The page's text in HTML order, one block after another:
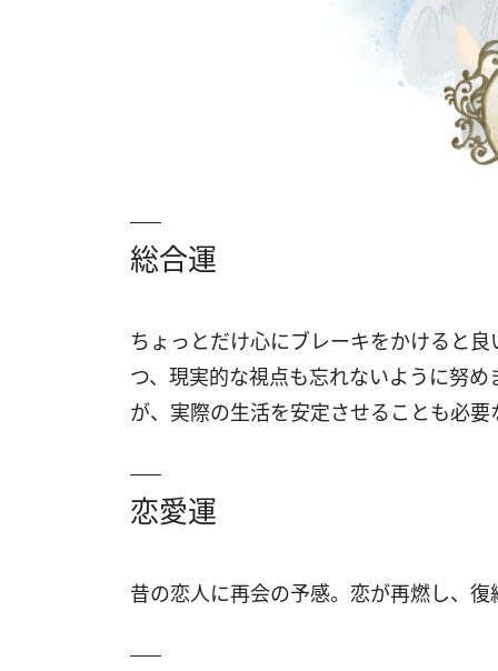
総合運
ちょっとだけ心にブレーキをかけると
つ、現実的な視点も忘れないように努
が、実際の生活を安定させることも必要
恋愛運
昔の恋人に再会の予感。恋が再燃し、